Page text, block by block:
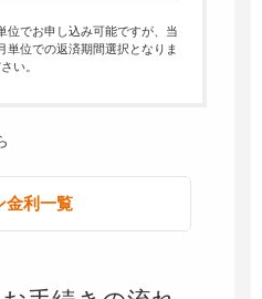
でお申し込み可能ですが、当
単位での返済期間選択となりま
い。
金利一覧